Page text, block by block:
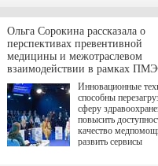
а сам он
Ольга Сорокина рассказала о
перспективах превентивной
медицины и межотраслевом
взаимодействии в рамках
Инновационные
способны
сферу
повысить
качество
развить сервисы